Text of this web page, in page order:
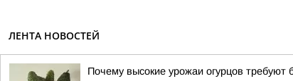
ЛЕНТА НОВОСТЕЙ
Почему высокие урожаи огурцов